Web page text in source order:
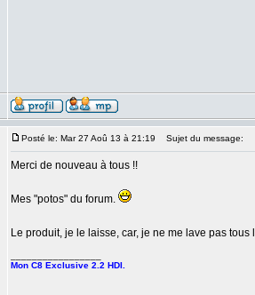
Posté le: Mar 27 Aoû 13 à 21:19 Sujet du message:
Merci de nouveau à tous !!
Mes "potos" du forum.
Le produit, je le laisse, car, je ne me lave pas tous
Mon C8 Exclusive 2.2 HDI.